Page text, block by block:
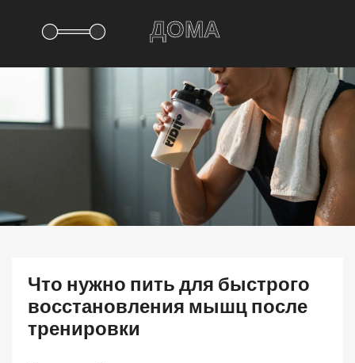
Что нужно пить для быстрого
восстановления мышц после
тренировки